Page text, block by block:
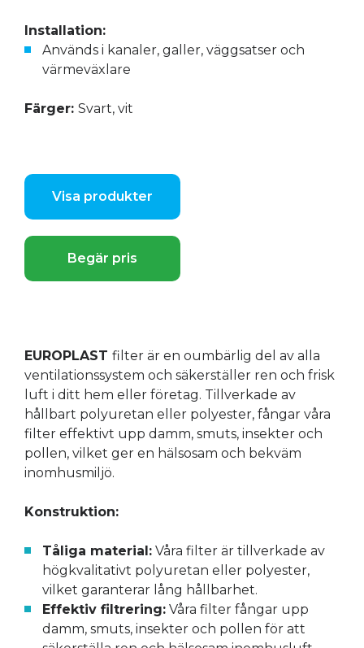
Installation:
Används i kanaler, galler, väggsatser och
värmeväxlare
Färger: Svart, vit
Visa produkter
Begär pris
EUROPLAST filter är en oumbärlig del av alla
ventilationssystem och säkerställer ren och frisk
luft i ditt hem eller företag. Tillverkade av
hållbart polyuretan eller polyester, fångar våra
filter effektivt upp damm, smuts, insekter och
pollen, vilket ger en hälsosam och bekväm
inomhusmiljö.
Konstruktion:
Tåliga material: Våra filter är tillverkade av
högkvalitativt polyuretan eller polyester,
vilket garanterar lång hållbarhet.
Effektiv filtrering: Våra filter fångar upp
damm, smuts, insekter och pollen för att